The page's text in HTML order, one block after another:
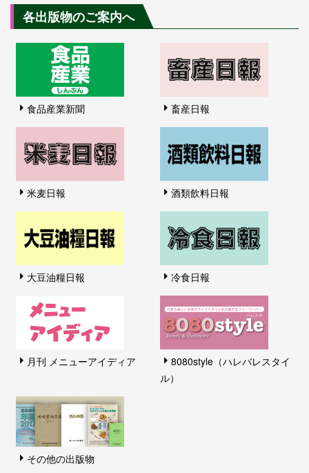
各出版物のご案内へ
食品産業新聞 畜産日報
米麦日報 酒類飲料日報
大豆油糧日報 冷食日報
月刊 メニューアイディア
8080style（ハレバレスタイ
ル）
その他の出版物